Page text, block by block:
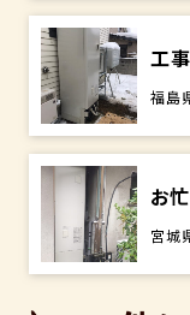
工
福島
お
宮城